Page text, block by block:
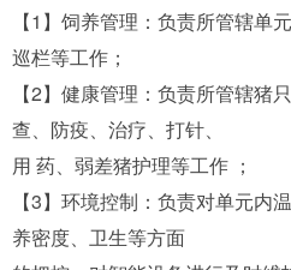
【1】饲养管理：负责所管辖单
巡栏等工作；
【2】健康管理：负责所管辖猪
查、防疫、治疗、打针、
用 药、弱差猪护理等工作 ；
【3】环境控制：负责对单元内
养密度、卫生等方面